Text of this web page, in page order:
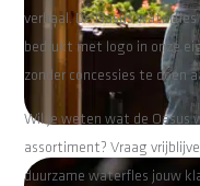
verhaal. De Oasus
bedrukt met logo in onze
zonder concessies te doen
Wil je weten wat de Oasus
assortiment? Vraag
duurzame waterfles jouw